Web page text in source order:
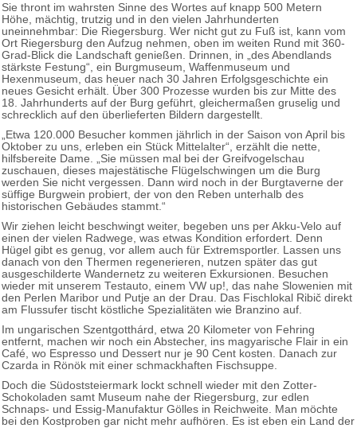
Sie thront im wahrsten Sinne des Wortes auf knapp 500 Metern
Höhe, mächtig, trutzig und in den vielen Jahrhunderten
uneinnehmbar: Die Riegersburg. Wer nicht gut zu Fuß ist, kann vom
Ort Riegersburg den Aufzug nehmen, oben im weiten Rund mit 360-
Grad-Blick die Landschaft genießen. Drinnen, in „des Abendlands
stärkste Festung“, ein Burgmuseum, Waffenmuseum und
Hexenmuseum, das heuer nach 30 Jahren Erfolgsgeschichte ein
neues Gesicht erhält. Über 300 Prozesse wurden bis zur Mitte des
18. Jahrhunderts auf der Burg geführt, gleichermaßen gruselig und
schrecklich auf den überlieferten Bildern dargestellt.
„Etwa 120.000 Besucher kommen jährlich in der Saison von April bis
Oktober zu uns, erleben ein Stück Mittelalter“, erzählt die nette,
hilfsbereite Dame. „Sie müssen mal bei der Greifvogelschau
zuschauen, dieses majestätische Flügelschwingen um die Burg
werden Sie nicht vergessen. Dann wird noch in der Burgtaverne der
süffige Burgwein probiert, der von den Reben unterhalb des
historischen Gebäudes stammt.“
Wir ziehen leicht beschwingt weiter, begeben uns per Akku-Velo auf
einen der vielen Radwege, was etwas Kondition erfordert. Denn
Hügel gibt es genug, vor allem auch für Extremsportler. Lassen uns
danach von den Thermen regenerieren, nutzen später das gut
ausgeschilderte Wandernetz zu weiteren Exkursionen. Besuchen
wieder mit unserem Testauto, einem VW up!, das nahe Slowenien mit
den Perlen Maribor und Putje an der Drau. Das Fischlokal Ribič direkt
am Flussufer tischt köstliche Spezialitäten wie Branzino auf.
Im ungarischen Szentgotthárd, etwa 20 Kilometer von Fehring
entfernt, machen wir noch ein Abstecher, ins magyarische Flair in ein
Café, wo Espresso und Dessert nur je 90 Cent kosten. Danach zur
Czarda in Rönök mit einer schmackhaften Fischsuppe.
Doch die Südoststeiermark lockt schnell wieder mit den Zotter-
Schokoladen samt Museum nahe der Riegersburg, zur edlen
Schnaps- und Essig-Manufaktur Gölles in Reichweite. Man möchte
bei den Kostproben gar nicht mehr aufhören. Es ist eben ein Land der